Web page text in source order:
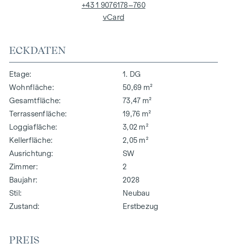
ECKDATEN
Etage
1. DG
Wohnfläche
50,69 m²
Gesamtfläche
73,47 m²
Terrassenfläche
19,76 m²
Loggiafläche
3,02 m²
Kellerfläche
2,05 m²
Ausrichtung
SW
Zimmer
2
Baujahr
2028
Stil
Neubau
Zustand
Erstbezug
PREIS
+43 1 9076178–760
vCard